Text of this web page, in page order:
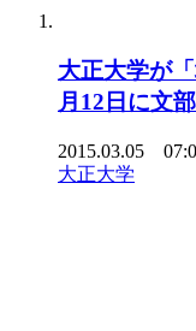
大正大学が
月12日に文
2015.03.05
大正大学